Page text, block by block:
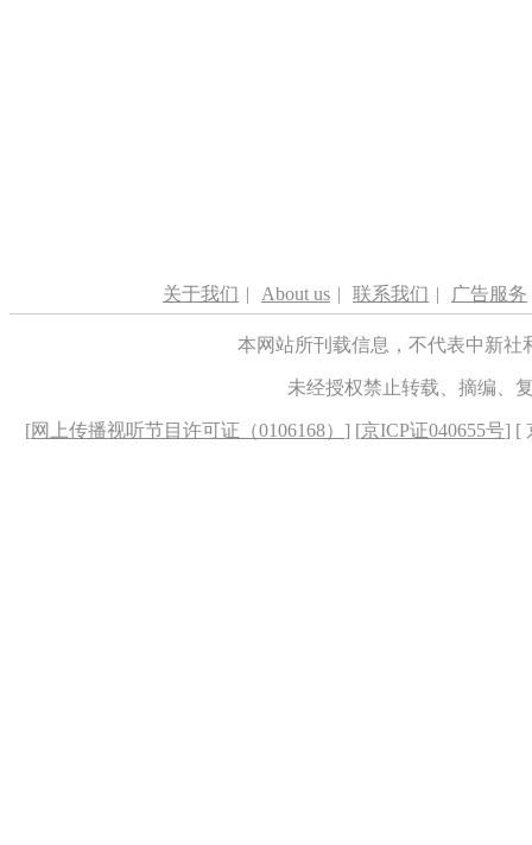
关于我们 | About us | 联系我们 | 广告服务
本网站所刊载信息，不代表中新
未经授权禁止转载、摘编、
[网上传播视听节目许可证（0106168） ] [京ICP证040655号] [